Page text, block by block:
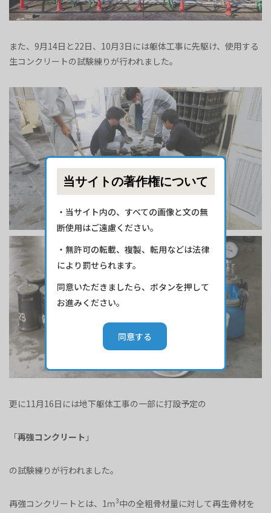
また、9月14日と22日、10月3日には躯体工事に先駆け、使用する
生コンクリートの試験練りが行われました。
更に11月16日には地下躯体工事の一部に打設予定の
「再強コンクリート 」
の試験練りが行われました。
再強コンクリートとは、1ｍ3中の全粗骨材量に対して再生骨材を
当サイトの著作権について
・当サイト内の、すべての画像と文の無
断使用はご遠慮ください。
・無許可の転載、複製、転用などは法律
により罰せられます。
同意いただきましたら、ボタンを押して
お進みください。